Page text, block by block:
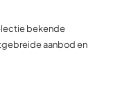
bekende
aanbod en